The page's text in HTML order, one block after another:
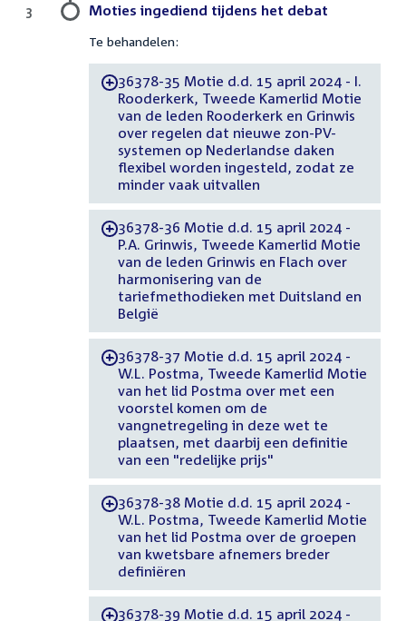
Moties ingediend tijdens het debat
Te behandelen:
-36378-35 Motie d.d. 15 april 2024 - I.
Rooderkerk, Tweede Kamerlid Motie
van de leden Rooderkerk en Grinwis
over regelen dat nieuwe zon-PV-
systemen op Nederlandse daken
flexibel worden ingesteld, zodat ze
minder vaak uitvallen
-36378-36 Motie d.d. 15 april 2024 -
P.A. Grinwis, Tweede Kamerlid Motie
van de leden Grinwis en Flach over
harmonisering van de
tariefmethodieken met Duitsland en
België
-36378-37 Motie d.d. 15 april 2024 -
W.L. Postma, Tweede Kamerlid Motie
van het lid Postma over met een
voorstel komen om de
vangnetregeling in deze wet te
plaatsen, met daarbij een definitie
van een "redelijke prijs"
-36378-38 Motie d.d. 15 april 2024 -
W.L. Postma, Tweede Kamerlid Motie
van het lid Postma over de groepen
van kwetsbare afnemers breder
definiëren
-36378-39 Motie d.d. 15 april 2024 -
3